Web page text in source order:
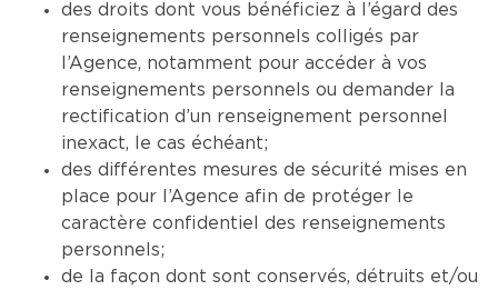
des droits dont vous bénéficiez à l’égard des
renseignements personnels colligés par
l’Agence, notamment pour accéder à vos
renseignements personnels ou demander la
rectification d’un renseignement personnel
inexact, le cas échéant;
des différentes mesures de sécurité mises en
place pour l’Agence afin de protéger le
caractère confidentiel des renseignements
personnels;
de la façon dont sont conservés, détruits et/ou